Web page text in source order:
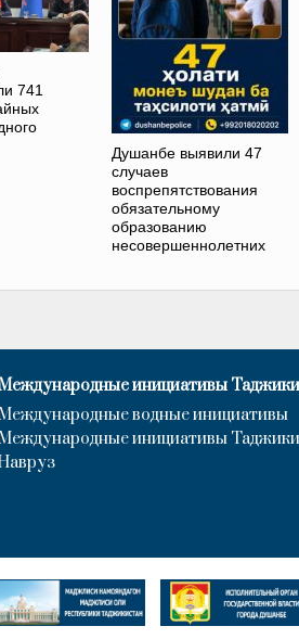
741
Душанбе выявили 47
случаев
воспрепятствования
обязательному
образованию
несовершеннолетних
инициативы
водные инициативы
инициативы